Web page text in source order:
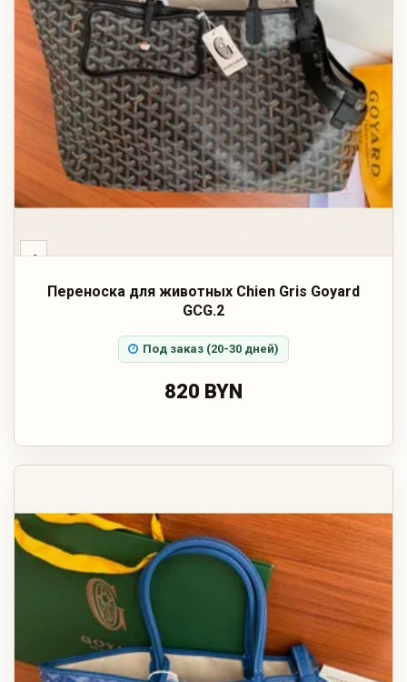
‹
Переноска для животных Chien Gris Goyard
GCG.2
Под заказ (20-30 дней)
820 BYN